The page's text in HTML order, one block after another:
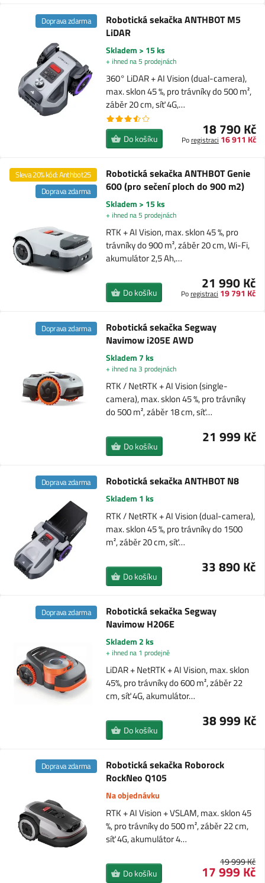
Robotická sekačka ANTHBOT M5
LiDAR
Doprava zdarma
Skladem > 15 ks
+ ihned na 5 prodejnách
360° LiDAR + AI Vision (dual-camera),
max. sklon 45 %, pro trávníky do 500 m²,
záběr 20 cm, síť 4G,…
18 790 Kč
Poregistraci 16 911 Kč
Do košíku
Robotická sekačka ANTHBOT Genie
600 (pro sečení ploch do 900 m2)
Sleva 20% kód: Anthbot25
Doprava zdarma
Skladem > 15 ks
+ ihned na 5 prodejnách
RTK + AI Vision, max. sklon 45 %, pro
trávníky do 900 m², záběr 20 cm, Wi-Fi,
akumulátor 2,5 Ah,…
21 990 Kč
Poregistraci 19 791 Kč
Do košíku
Robotická sekačka Segway
Navimow i205E AWD
Doprava zdarma
Skladem 7 ks
+ ihned na 3 prodejnách
RTK / NetRTK + AI Vision (single-
camera), max. sklon 45 %, pro trávníky
do 500 m², záběr 18 cm, síť…
21 999 Kč
Do košíku
Robotická sekačka ANTHBOT N8
Doprava zdarma
Skladem 1 ks
RTK / NetRTK + AI Vision (dual-camera),
max. sklon 45 %, pro trávníky do 1500
m², záběr 20 cm, síť…
33 890 Kč
Do košíku
Robotická sekačka Segway
Navimow H206E
Doprava zdarma
Skladem 2 ks
+ ihned na 1 prodejně
LiDAR + NetRTK + AI Vision, max. sklon
45%, pro trávníky do 600 m², záběr 22
cm, síť 4G, akumulátor…
38 999 Kč
Do košíku
Robotická sekačka Roborock
RockNeo Q105
Doprava zdarma
Na objednávku
RTK + AI Vision + VSLAM, max. sklon 45
%, pro trávníky do 500 m², záběr 22 cm,
síť 4G, akumulátor 4…
19 999 Kč
17 999 Kč
Do košíku